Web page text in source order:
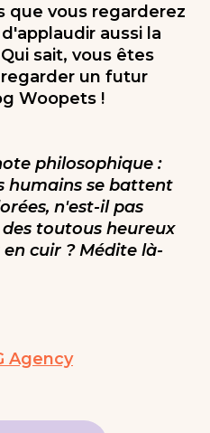
que vous regarderez
aussi la
sait, vous êtes
un futur
Woopets !
philosophique :
humains se battent
n'est-il pas
toutous heureux
cuir ? Médite là-
Agency